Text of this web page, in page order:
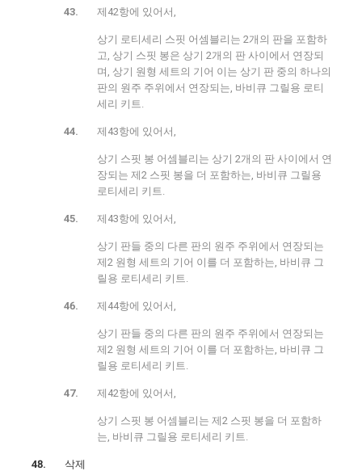
제42항에 있어서,
상기 로티세리 스핏 어셈블리는 2개의 판을 포함하
고, 상기 스핏 봉은 상기 2개의 판 사이에서 연장되
며, 상기 원형 세트의 기어 이는 상기 판 중의 하나의
판의 원주 주위에서 연장되는, 바비큐 그릴용 로티
세리 키트.
제43항에 있어서,
상기 스핏 봉 어셈블리는 상기 2개의 판 사이에서 연
장되는 제2 스핏 봉을 더 포함하는, 바비큐 그릴용
로티세리 키트.
제43항에 있어서,
상기 판들 중의 다른 판의 원주 주위에서 연장되는
제2 원형 세트의 기어 이를 더 포함하는, 바비큐 그
릴용 로티세리 키트.
제44항에 있어서,
상기 판들 중의 다른 판의 원주 주위에서 연장되는
제2 원형 세트의 기어 이를 더 포함하는, 바비큐 그
릴용 로티세리 키트.
제42항에 있어서,
상기 스핏 봉 어셈블리는 제2 스핏 봉을 더 포함하
는, 바비큐 그릴용 로티세리 키트.
삭제